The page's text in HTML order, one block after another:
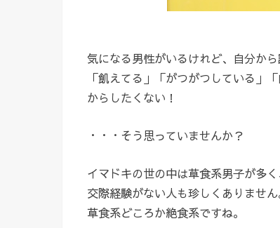
気になる男性がいるけれど、自分か
「飢えてる」「がつがつしている」
からしたくない！
・・・そう思っていませんか？
イマドキの世の中は草食系男子が多
交際経験がない人も珍しくありません
草食系どころか絶食系ですね。